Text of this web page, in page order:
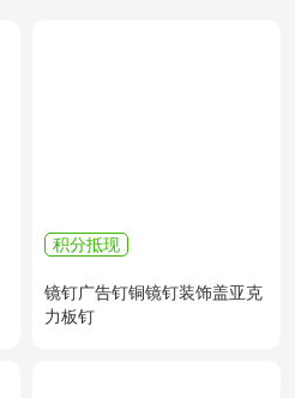
积分抵现
镜钉广告钉铜镜钉装饰盖亚克
力板钉